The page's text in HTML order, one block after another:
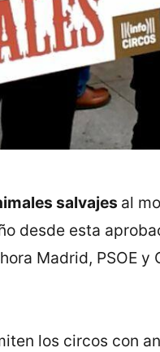
salvajes al
desde esta
Madrid, PSOE y
los circos con